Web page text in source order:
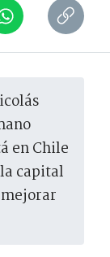
en Chile
capital